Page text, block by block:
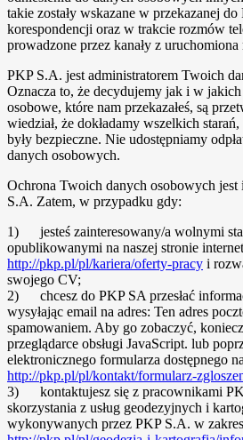
takie zostały wskazane w przekazanej
korespondencji oraz w trakcie rozmów
prowadzone przez kanały z uruchomiona
PKP S.A. jest administratorem Twoich
Oznacza to, że decydujemy jak i w
osobowe, które nam przekazałeś, są
wiedział, że dokładamy wszelkich
były bezpieczne. Nie udostępniamy
danych osobowych.
Ochrona Twoich danych osobowych jest
S.A. Zatem, w przypadku gdy:
1) jesteś zainteresowany/a wolnymi
opublikowanymi na naszej stronie
http://pkp.pl/pl/kariera/oferty-pracy i
swojego CV;
2) chcesz do PKP SA przesłać
wysyłając email na adres: Ten adres
spamowaniem. Aby go zobaczyć,
przeglądarce obsługi JavaScript. lub
elektronicznego formularza dostępnego
http://pkp.pl/pl/kontakt/formularz-
3) kontaktujesz się z pracownikami
skorzystania z usług geodezyjnych i
wykonywanych przez PKP S.A. w